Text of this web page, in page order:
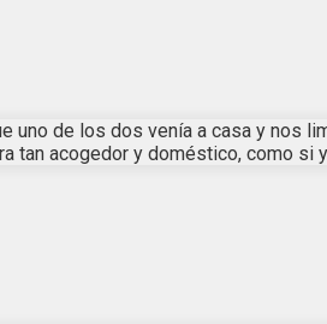
de los dos venía a casa y nos
tan acogedor y doméstico, como si